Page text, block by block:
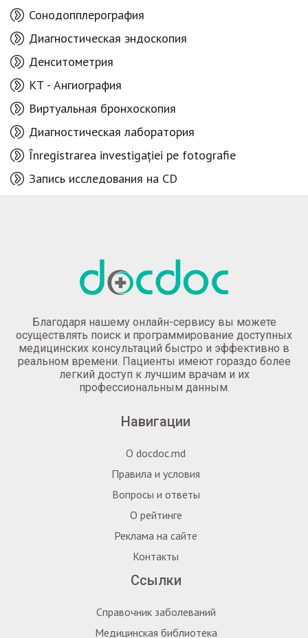
Сонодопплерография
Диагностическая эндоскопия
Денситометрия
КТ - Aнгиография
Виртуальная бронхоскопия
Диагностическая лаборатория
Înregistrarea investigației pe fotografie
Запись исследования на CD
Благодаря нашему онлайн-сервису вы можете
осуществлять поиск и программирование доступных
медицинских консультаций быстро и эффективно в
реальном времени. Пациенты имеют гораздо более
легкий доступ к лучшим врачам и их
профессиональным данным.
Навигации
О docdoc.md
Правила и условия
Вопросы и ответы
О рейтинге
Реклама на сайте
Контакты
Ссылки
Справочник заболеваний
Медицинская библиотека